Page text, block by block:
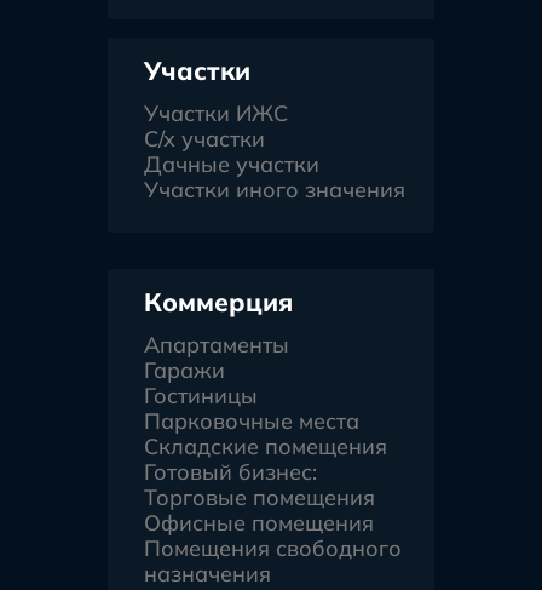
Участки
Участки ИЖС
С/х участки
Дачные участки
Участки иного значения
Коммерция
Апартаменты
Гаражи
Гостиницы
Парковочные места
Складские помещения
Готовый бизнес:
Торговые помещения
Офисные помещения
Помещения свободного
назначения